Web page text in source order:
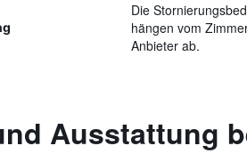
Die
hängen vom
Anbieter ab.
Ausstattung